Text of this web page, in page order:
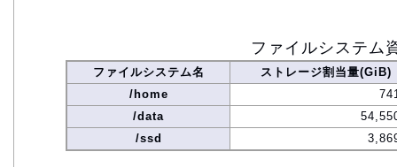
ファイルシステム
ファイルシステム名
ストレージ割当量(GiB)
/home
/data
/ssd